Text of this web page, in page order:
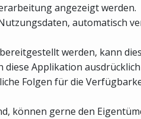
angezeigt werden.
automatisch
werden, kann
Applikation
Folgen für die
können gerne den